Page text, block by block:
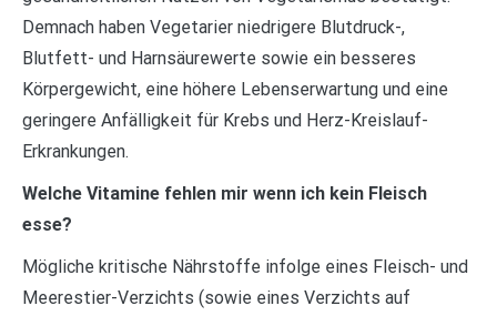
Demnach haben Vegetarier niedrigere Blutdruck-,
Blutfett- und Harnsäurewerte sowie ein besseres
Körpergewicht, eine höhere Lebenserwartung und eine
geringere Anfälligkeit für Krebs und Herz-Kreislauf-
Erkrankungen.
Welche Vitamine fehlen mir wenn ich kein Fleisch
esse?
Mögliche kritische Nährstoffe infolge eines Fleisch- und
Meerestier-Verzichts (sowie eines Verzichts auf